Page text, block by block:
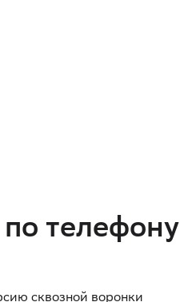
телефону
сквозной воронки